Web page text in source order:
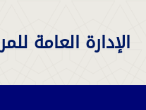
الإدارة العامة